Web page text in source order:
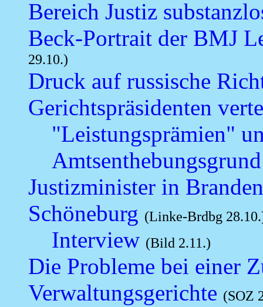
Bereich Justiz
Beck-Portrait der BMJ
29.10.)
Druck auf russische
Gerichtspräsidenten
"Leistungsprämien"
Amtsenthebungsgrund
Justizminister in
Schöneburg (Linke-Brdbg
Interview (Bild 2.11.)
Die Probleme bei einer
Verwaltungsgerichte (SOZ